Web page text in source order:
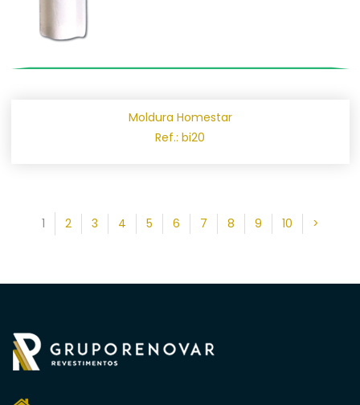
Moldura Homestar
Ref.: bi20
1 2 3 4 5 6 7 8 9 10 >